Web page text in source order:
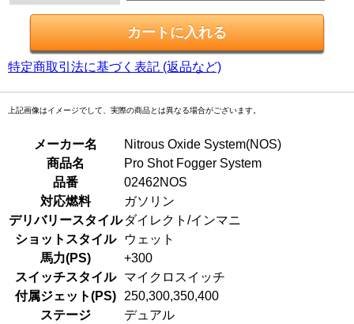
特定商取引法に基づく表記 (返品など)
上記画像はイメージでして、実際の商品とは異なる場合がございます。
メーカー名
Nitrous Oxide System(NOS)
商品名
Pro Shot Fogger System
品番
02462NOS
対応燃料
ガソリン
デリバリースタイル ダイレクト/インマニ
ショットスタイル
ウェット
馬力(PS)
+300
スイッチスタイル
マイクロスイッチ
付属ジェット(PS)
250,300,350,400
ステージ
デュアル